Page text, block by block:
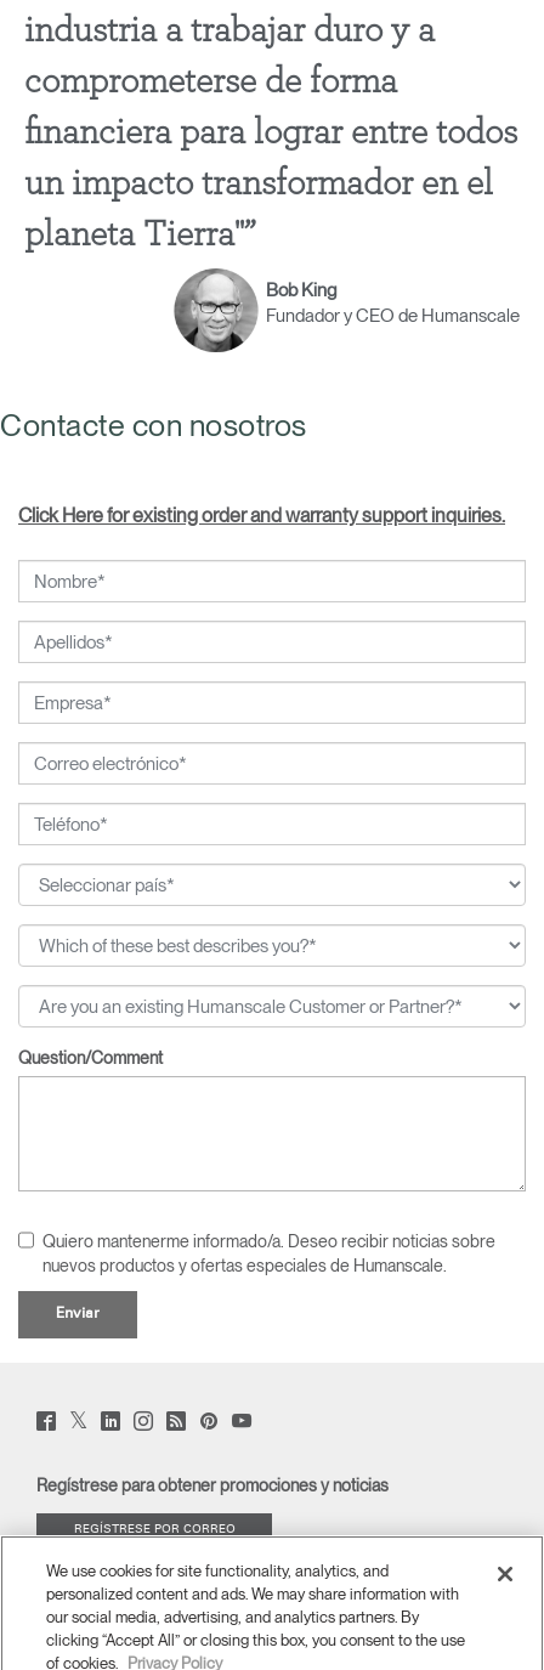
industria a trabajar duro y a
comprometerse de forma
financiera para lograr entre todos
un impacto transformador en el
planeta Tierra"
Bob King
Fundador y CEO de Humanscale
Contacte con nosotros
Click Here for existing order and warranty support inquiries.
Question/Comment
Quiero mantenerme informado/a. Deseo recibir noticias sobre
nuevos productos y ofertas especiales de Humanscale.
Facebook
(opens
Twitter
(opens
LinkedIn
(opens
Instagram
(opens
Humanscale
Blog
window)
PinterstYouTube
Regístrese para obtener promociones y noticias
REGÍSTRESE POR CORREO
ACERCA DE
ERGONOMÍA
We use cookies for site functionality, analytics, and
personalized content and ads. We may share information with
our social media, advertising, and analytics partners. By
clicking “Accept All” or closing this box, you consent to the use
of cookies.
Privacy Policy